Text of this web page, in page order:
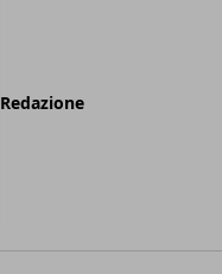
Redazione